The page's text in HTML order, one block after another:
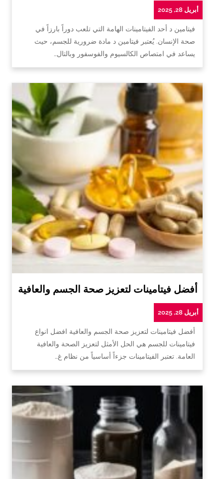
أبريل 28, 2025
فيتامين د أحد الفيتامينات الهامة التي تلعب دوراً بارزاً في
صحة الإنسان. يُعتبر فيتامين د مادة ضرورية للجسم، حيث
يساعد في امتصاص الكالسيوم والفوسفور وبالتال…
أفضل فيتامينات لتعزيز صحة الجسم والعافية
أبريل 28, 2025
أفضل فيتامينات لتعزيز صحة الجسم والعافية افضل انواع
فيتامينات للجسم هي الحل الأمثل لتعزيز الصحة والعافية
العامة. تعتبر الفيتامينات جزءاً أساسياً من نظام غ…